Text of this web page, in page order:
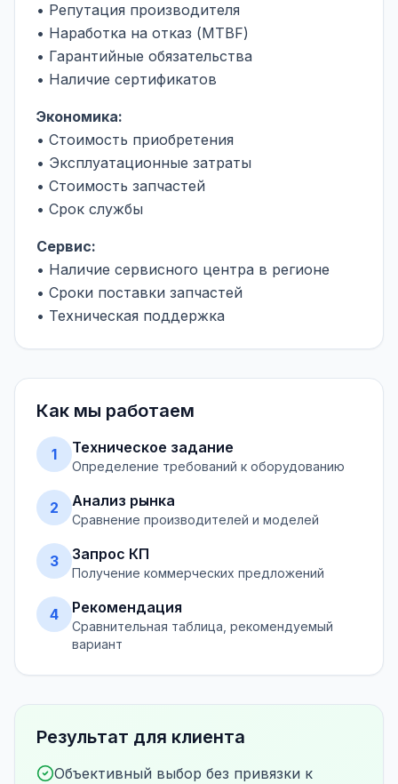
• Репутация производителя
• Наработка на отказ (MTBF)
• Гарантийные обязательства
• Наличие сертификатов
Экономика:
• Стоимость приобретения
• Эксплуатационные затраты
• Стоимость запчастей
• Срок службы
Сервис:
• Наличие сервисного центра в регионе
• Сроки поставки запчастей
• Техническая поддержка
Как мы работаем
1 Техническое задание
Определение требований к оборудованию
2 Анализ рынка
Сравнение производителей и моделей
3 Запрос КП
Получение коммерческих предложений
4 Рекомендация
Сравнительная таблица, рекомендуемый
вариант
Результат для клиента
Объективный выбор без привязки к